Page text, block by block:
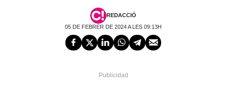
REDACCIÓ
05 DE FEBRER DE 2024 A LES 09:13H